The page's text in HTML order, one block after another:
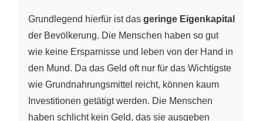
Grundlegend hierfür ist das geringe Eigenkapital
der Bevölkerung. Die Menschen haben so gut
wie keine Ersparnisse und leben von der Hand in
den Mund. Da das Geld oft nur für das Wichtigste
wie Grundnahrungsmittel reicht, können kaum
Investitionen getätigt werden. Die Menschen
haben schlicht kein Geld, das sie ausgeben